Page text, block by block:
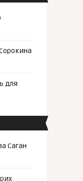
для
Саган